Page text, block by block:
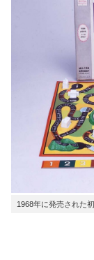
1968年に発売された